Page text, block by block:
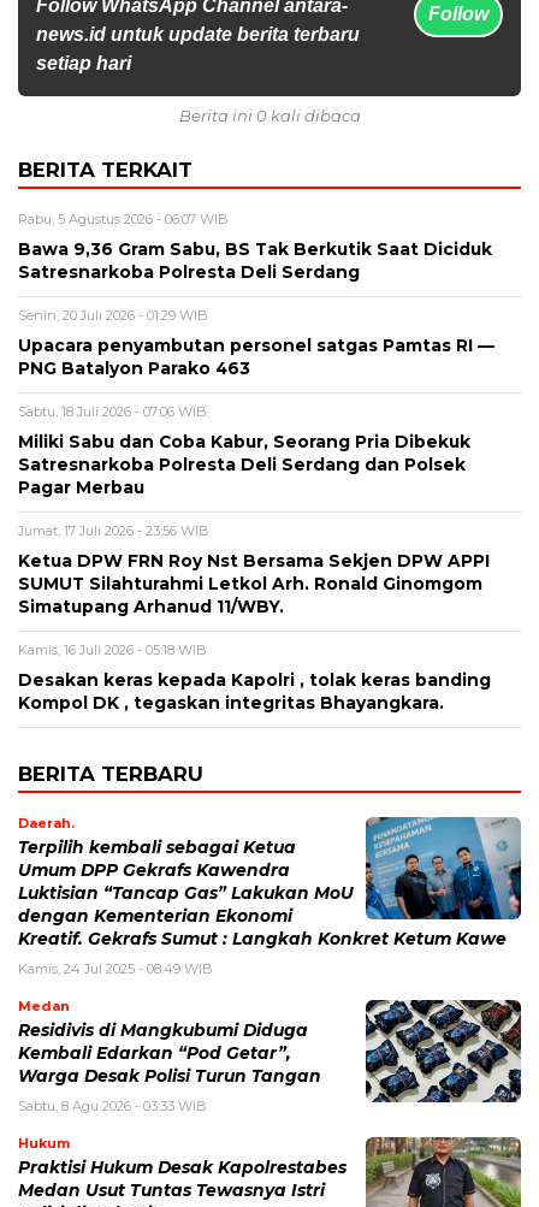
Follow WhatsApp Channel antara-
news.id untuk update berita terbaru
setiap hari
Follow
Berita ini 0 kali dibaca
BERITA TERKAIT
Rabu, 5 Agustus 2026 - 06:07 WIB
Bawa 9,36 Gram Sabu, BS Tak Berkutik Saat Diciduk
Satresnarkoba Polresta Deli Serdang
Senin, 20 Juli 2026 - 01:29 WIB
Upacara penyambutan personel satgas Pamtas RI —
PNG Batalyon Parako 463
Sabtu, 18 Juli 2026 - 07:06 WIB
Miliki Sabu dan Coba Kabur, Seorang Pria Dibekuk
Satresnarkoba Polresta Deli Serdang dan Polsek
Pagar Merbau
Jumat, 17 Juli 2026 - 23:56 WIB
Ketua DPW FRN Roy Nst Bersama Sekjen DPW APPI
SUMUT Silahturahmi Letkol Arh. Ronald Ginomgom
Simatupang Arhanud 11/WBY.
Kamis, 16 Juli 2026 - 05:18 WIB
Desakan keras kepada Kapolri , tolak keras banding
Kompol DK , tegaskan integritas Bhayangkara.
BERITA TERBARU
Daerah.
Terpilih kembali sebagai Ketua
Umum DPP Gekrafs Kawendra
Luktisian “Tancap Gas” Lakukan MoU
dengan Kementerian Ekonomi
Kreatif. Gekrafs Sumut : Langkah Konkret Ketum Kawe
Kamis, 24 Jul 2025 - 08:49 WIB
Medan
Residivis di Mangkubumi Diduga
Kembali Edarkan “Pod Getar”,
Warga Desak Polisi Turun Tangan
Sabtu, 8 Agu 2026 - 03:33 WIB
Hukum
Praktisi Hukum Desak Kapolrestabes
Medan Usut Tuntas Tewasnya Istri